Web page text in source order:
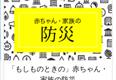
学会リーフレッ
六星占術 細木